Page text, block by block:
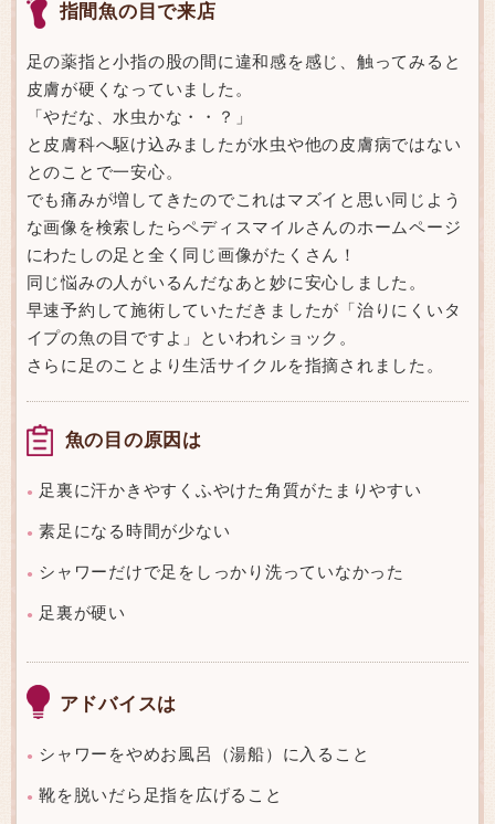
指間魚の目で来店
足の薬指と小指の股の間に違和感を感じ、触ってみると
皮膚が硬くなっていました。
「やだな、水虫かな・・？」
と皮膚科へ駆け込みましたが水虫や他の皮膚病ではない
とのことで一安心。
でも痛みが増してきたのでこれはマズイと思い同じよう
な画像を検索したらペディスマイルさんのホームページ
にわたしの足と全く同じ画像がたくさん！
同じ悩みの人がいるんだなあと妙に安心しました。
早速予約して施術していただきましたが「治りにくいタ
イプの魚の目ですよ」といわれショック。
さらに足のことより生活サイクルを指摘されました。
魚の目の原因は
● 足裏に汗かきやすくふやけた角質がたまりやすい
● 素足になる時間が少ない
● シャワーだけで足をしっかり洗っていなかった
● 足裏が硬い
アドバイスは
● シャワーをやめお風呂（湯船）に入ること
● 靴を脱いだら足指を広げること